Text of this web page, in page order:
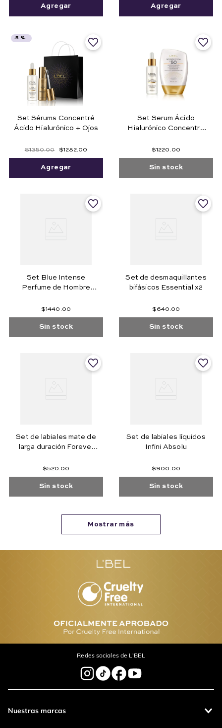
Agregar Agregar
Set Sérums Concentré
Ácido Hialurónico + Ojos
-5 %
$1350.00 $1282.00
Agregar
Set Serum Ácido
Hialurónico Concentré
+ Bloqueador solar
Défense Total 50
$1220 .00
Sin stock
Set Blue Intense
Perfume de Hombre
Facial 30ml
$1440 .00
Sin stock
Set de desmaquillantes
bifásicos Essential x2
$640.00
Sin stock
Set de labiales mate de
larga duración Forever
$520.00
Sin stock
Set de labiales líquidos
Infini Absolu
$900 .00
Sin stock
Mostrar más
Redes sociales de L'BEL
Nuestras marcas